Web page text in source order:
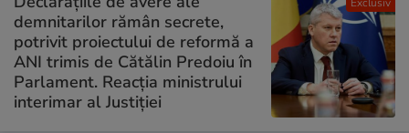
demnitarilor rămân secrete,
potrivit proiectului de reformă a
ANI trimis de Cătălin Predoiu în
Parlament. Reacția ministrului
interimar al Justiției